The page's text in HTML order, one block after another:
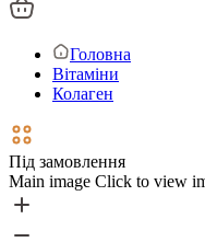
Головна
Вітаміни
Колаген
Під замовлення
Main image Click to view